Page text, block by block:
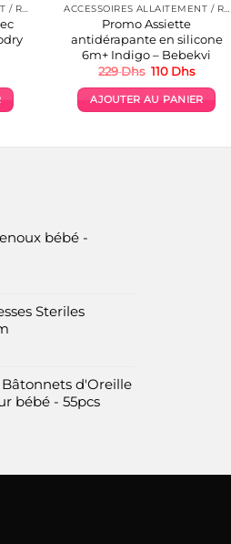
Promo Assiette
antidérapante en silicone
6m+ Indigo – Bebekvi
229Dhs Le
initial
était :
110 DhsLe
actuel
est :
AJOUTER AU PANIER
bébé -
Steriles
d'Oreille
bébé - 55pcs